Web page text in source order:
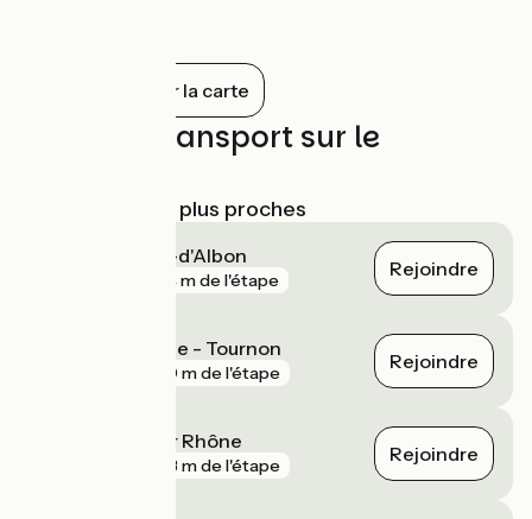
vignoble occupe la totalité des collines
exposées au sud et présente un très
grand intérêt paysager et historique.
Tout afficher sur la carte
Trains et transport sur le
Gares SNCF les plus proches
Saint-Rambert-d'Albon
544 m de l'étape Rejoindre
Tain-l'Hermitage - Tournon
650 m de l'étape Rejoindre
Saint-Vallier sur Rhône
803 m de l'étape Rejoindre